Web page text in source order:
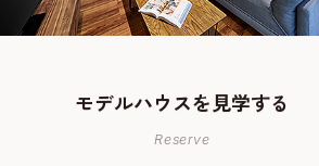
モデルハウスを見学する
Reserve